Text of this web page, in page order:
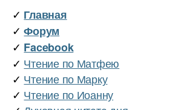
✓ Главная
✓Форум
✓ Facebook
✓ Чтение по Матфею
✓ Чтение по Марку
✓ Чтение по Иоанну